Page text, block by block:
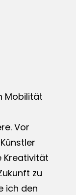
Mobilität
Vor
Kreativität
zu
ich den